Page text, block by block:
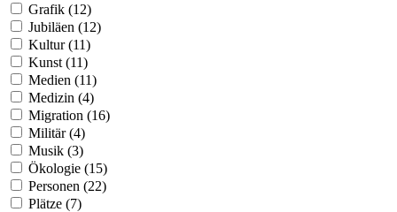
Grafik (12)
Jubiläen (12)
Kultur (11)
Kunst (11)
Medien (11)
Medizin (4)
Migration (16)
Militär (4)
Musik (3)
Ökologie (15)
Personen (22)
Plätze (7)